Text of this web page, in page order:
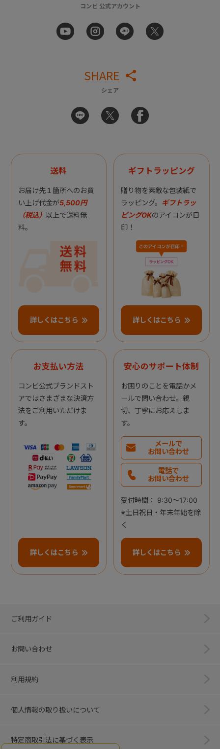
コンビ 公式アカウント
SHARE
シェア
送料
お届け先１箇所へのお買
い上げ代金が5,500円
（税込） 以上で送料無
料。
詳しくはこちら
ギフトラッピング
贈り物を素敵な包装紙で
ラッピング。 ギフトラッ
ピングOKのアイコンが目
印！
詳しくはこちら
お支払い方法
コンビ公式ブランドスト
アではさまざまな決済方
法をご利用いただけま
す。
詳しくはこちら
安心のサポート体制
お困りのことを電話かメ
ールで問い合わせ。親
切、丁寧にお応えしま
す。
メールで
お問い合わせ
電話で
お問い合わせ
受付時間： 9:30～17:00
※土日祝日・年末年始を除
く
詳しくはこちら
ご利用ガイド
お問い合わせ
利用規約
個人情報の取り扱いについて
特定商取引法に基づく表示